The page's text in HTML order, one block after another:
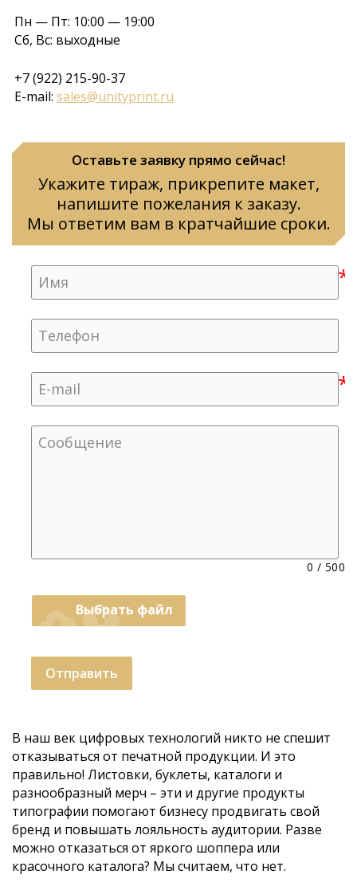
Пн — Пт: 10:00 — 19:00
Сб, Вс: выходные
+7 (922) 215-90-37
E-mail: sales@unityprint.ru
Оставьте заявку прямо сейчас!
Укажите тираж, прикрепите макет,
напишите пожелания к заказу.
Мы ответим вам в кратчайшие сроки.
0 / 500
cloud_upload
Выбрать файл
Отправить
В наш век цифровых технологий никто не спешит
отказываться от печатной продукции. И это
правильно! Листовки, буклеты, каталоги и
разнообразный мерч – эти и другие продукты
типографии помогают бизнесу продвигать свой
бренд и повышать лояльность аудитории. Разве
можно отказаться от яркого шоппера или
красочного каталога? Мы считаем, что нет.